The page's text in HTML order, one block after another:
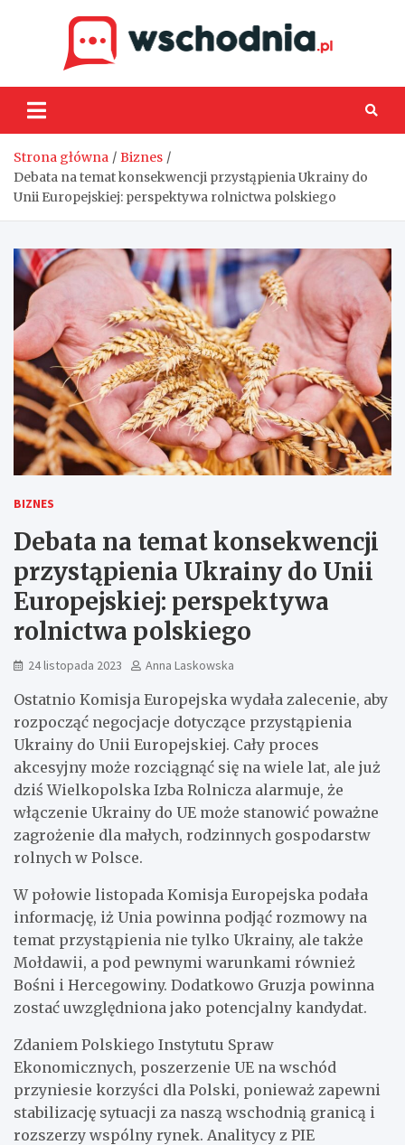
Strona główna
Biznes
Debata na temat konsekwencji przystąpienia Ukrainy do
Unii Europejskiej: perspektywa rolnictwa polskiego
BIZNES
Debata na temat konsekwencji
przystąpienia Ukrainy do Unii
Europejskiej: perspektywa
rolnictwa polskiego
24 listopada 2023 Anna Laskowska
Ostatnio Komisja Europejska wydała zalecenie, aby
rozpocząć negocjacje dotyczące przystąpienia
Ukrainy do Unii Europejskiej. Cały proces
akcesyjny może rozciągnąć się na wiele lat, ale już
dziś Wielkopolska Izba Rolnicza alarmuje, że
włączenie Ukrainy do UE może stanowić poważne
zagrożenie dla małych, rodzinnych gospodarstw
rolnych w Polsce.
W połowie listopada Komisja Europejska podała
informację, iż Unia powinna podjąć rozmowy na
temat przystąpienia nie tylko Ukrainy, ale także
Mołdawii, a pod pewnymi warunkami również
Bośni i Hercegowiny. Dodatkowo Gruzja powinna
zostać uwzględniona jako potencjalny kandydat.
Zdaniem Polskiego Instytutu Spraw
Ekonomicznych, poszerzenie UE na wschód
przyniesie korzyści dla Polski, ponieważ zapewni
stabilizację sytuacji za naszą wschodnią granicą i
rozszerzy wspólny rynek. Analitycy z PIE